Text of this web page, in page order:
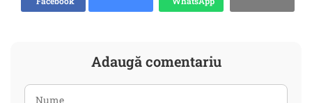
Adaugă comentariu